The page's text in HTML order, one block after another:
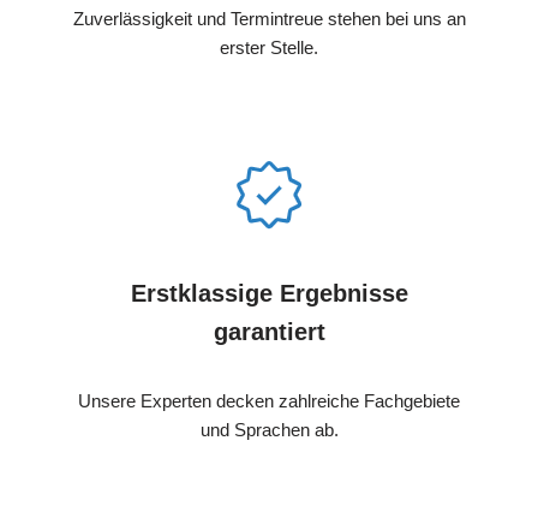
Zuverlässigkeit und Termintreue stehen bei uns an
erster Stelle.
Erstklassige Ergebnisse
garantiert
Unsere Experten decken zahlreiche Fachgebiete
und Sprachen ab.